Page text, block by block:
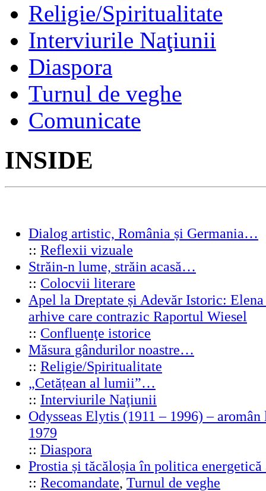
Religie/Spiritualitate
Interviurile Naţiunii
Diaspora
Turnul de veghe
Comunicate
INSIDE
Dialog artistic, România și Germania…
:: Reflexii vizuale
Străin-n lume, străin acasă…
:: Colocvii literare
Apel la Dreptate și Adevăr Istoric:
arhive care contrazic Raportul Wiesel
:: Confluenţe istorice
Măsura gândurilor noastre…
:: Religie/Spiritualitate
„Cetățean al lumii”…
:: Interviurile Naţiunii
Odysseas Elytis (1911 – 1996) –
1979
:: Diaspora
Prostia și tăcăloșia în politica
:: Recomandate, Turnul de veghe